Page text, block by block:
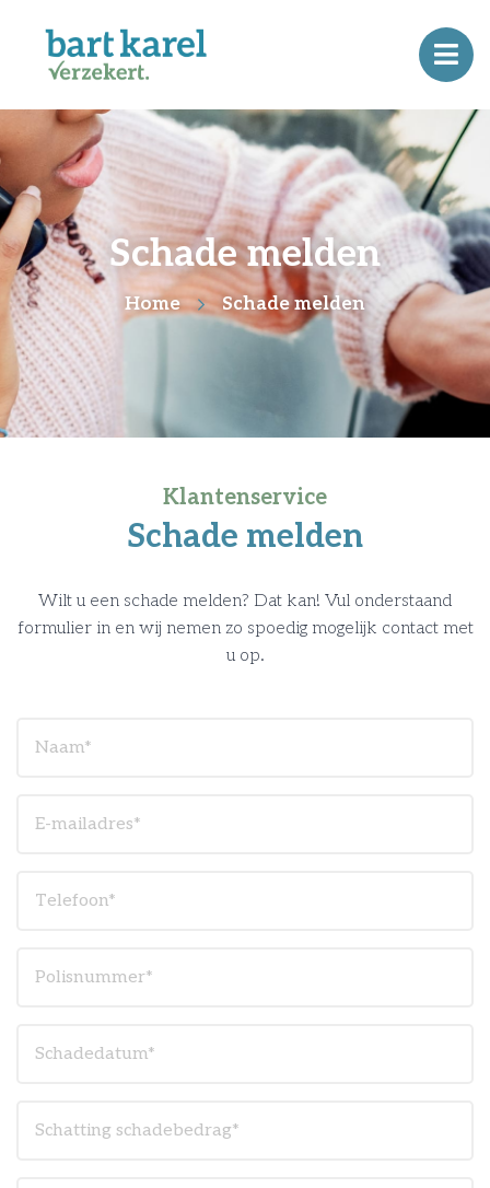
Schade melden
Home Schade melden
Schade melden
Klantenservice
Wilt u een schade melden? Dat kan! Vul onderstaand
formulier in en wij nemen zo spoedig mogelijk contact met
u op.